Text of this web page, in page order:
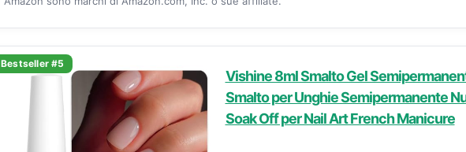
Bestseller #5
Vishine 8ml Smalto Gel
Smalto per Unghie Semipermanente
Soak Off per Nail Art French Manicure